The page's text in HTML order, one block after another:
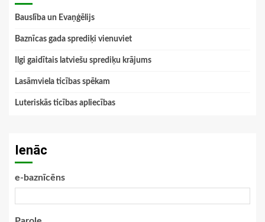
Bauslība un Evaņģēlijs
Baznīcas gada sprediķi vienuviet
Ilgi gaidītais latviešu sprediķu krājums
Lasāmviela ticības spēkam
Luteriskās ticības apliecības
Ienāc
e-baznīcēns